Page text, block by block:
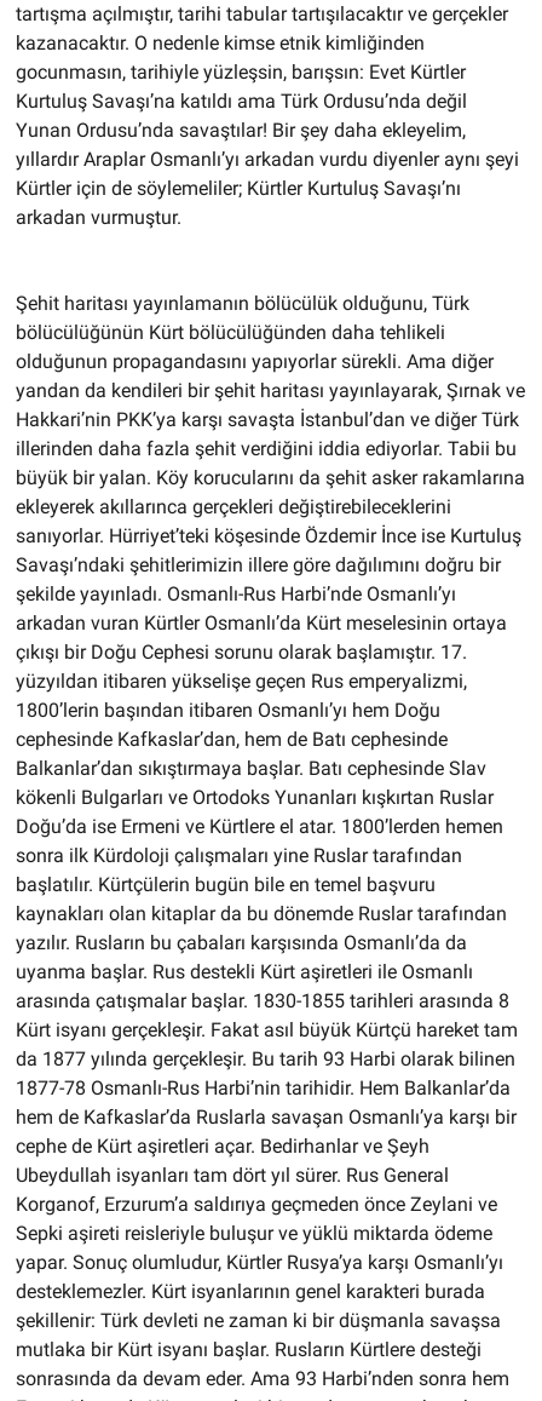
tartışma açılmıştır, tarihi tabular tartışılacaktır ve gerçekler
kazanacaktır. O nedenle kimse etnik kimliğinden
gocunmasın, tarihiyle yüzleşsin, barışsın: Evet Kürtler
Kurtuluş Savaşı’na katıldı ama Türk Ordusu’nda değil
Yunan Ordusu’nda savaştılar! Bir şey daha ekleyelim,
yıllardır Araplar Osmanlı’yı arkadan vurdu diyenler aynı şeyi
Kürtler için de söylemeliler; Kürtler Kurtuluş Savaşı’nı
arkadan vurmuştur.
Şehit haritası yayınlamanın bölücülük olduğunu, Türk
bölücülüğünün Kürt bölücülüğünden daha tehlikeli
olduğunun propagandasını yapıyorlar sürekli. Ama diğer
yandan da kendileri bir şehit haritası yayınlayarak, Şırnak ve
Hakkari’nin PKK’ya karşı savaşta İstanbul’dan ve diğer Türk
illerinden daha fazla şehit verdiğini iddia ediyorlar. Tabii bu
büyük bir yalan. Köy korucularını da şehit asker rakamlarına
ekleyerek akıllarınca gerçekleri değiştirebileceklerini
sanıyorlar. Hürriyet’teki köşesinde Özdemir İnce ise Kurtuluş
Savaşı’ndaki şehitlerimizin illere göre dağılımını doğru bir
şekilde yayınladı. Osmanlı-Rus Harbi’nde Osmanlı’yı
arkadan vuran Kürtler Osmanlı’da Kürt meselesinin ortaya
çıkışı bir Doğu Cephesi sorunu olarak başlamıştır. 17.
yüzyıldan itibaren yükselişe geçen Rus emperyalizmi,
1800’lerin başından itibaren Osmanlı’yı hem Doğu
cephesinde Kafkaslar’dan, hem de Batı cephesinde
Balkanlar’dan sıkıştırmaya başlar. Batı cephesinde Slav
kökenli Bulgarları ve Ortodoks Yunanları kışkırtan Ruslar
Doğu’da ise Ermeni ve Kürtlere el atar. 1800’lerden hemen
sonra ilk Kürdoloji çalışmaları yine Ruslar tarafından
başlatılır. Kürtçülerin bugün bile en temel başvuru
kaynakları olan kitaplar da bu dönemde Ruslar tarafından
yazılır. Rusların bu çabaları karşısında Osmanlı’da da
uyanma başlar. Rus destekli Kürt aşiretleri ile Osmanlı
arasında çatışmalar başlar. 1830-1855 tarihleri arasında 8
Kürt isyanı gerçekleşir. Fakat asıl büyük Kürtçü hareket tam
da 1877 yılında gerçekleşir. Bu tarih 93 Harbi olarak bilinen
1877-78 Osmanlı-Rus Harbi’nin tarihidir. Hem Balkanlar’da
hem de Kafkaslar’da Ruslarla savaşan Osmanlı’ya karşı bir
cephe de Kürt aşiretleri açar. Bedirhanlar ve Şeyh
Ubeydullah isyanları tam dört yıl sürer. Rus General
Korganof, Erzurum’a saldırıya geçmeden önce Zeylani ve
Sepki aşireti reisleriyle buluşur ve yüklü miktarda ödeme
yapar. Sonuç olumludur, Kürtler Rusya’ya karşı Osmanlı’yı
desteklemezler. Kürt isyanlarının genel karakteri burada
şekillenir: Türk devleti ne zaman ki bir düşmanla savaşsa
mutlaka bir Kürt isyanı başlar. Rusların Kürtlere desteği
sonrasında da devam eder. Ama 93 Harbi’nden sonra hem